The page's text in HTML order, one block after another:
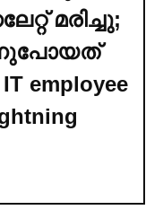
മരിച്ചു;
employee